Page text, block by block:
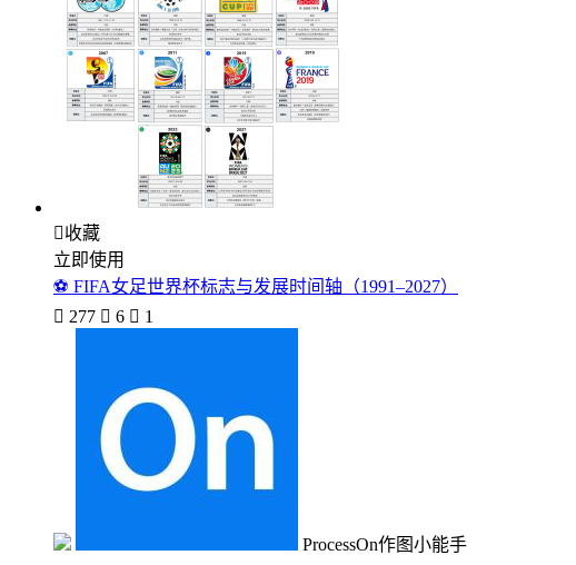
收藏
立即使用
⚽ FIFA女足世界杯标志与发展时间轴（1991–2027）
 277  6  1
ProcessOn作图小能手